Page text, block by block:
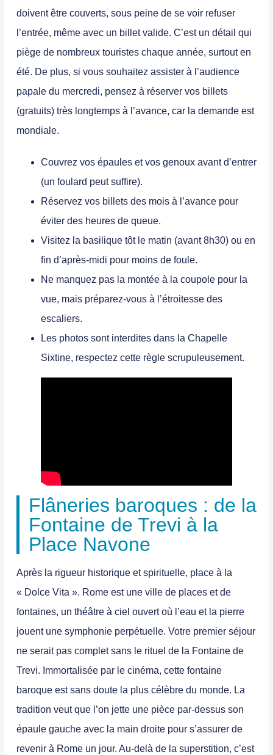
doivent être couverts, sous peine de se voir refuser
l’entrée, même avec un billet valide. C’est un détail qui
piège de nombreux touristes chaque année, surtout en
été. De plus, si vous souhaitez assister à l’audience
papale du mercredi, pensez à réserver vos billets
(gratuits) très longtemps à l’avance, car la demande est
mondiale.
Couvrez vos épaules et vos genoux avant d’entrer
(un foulard peut suffire).
Réservez vos billets des mois à l’avance pour
éviter des heures de queue.
Visitez la basilique tôt le matin (avant 8h30) ou en
fin d’après-midi pour moins de foule.
Ne manquez pas la montée à la coupole pour la
vue, mais préparez-vous à l’étroitesse des
escaliers.
Les photos sont interdites dans la Chapelle
Sixtine, respectez cette règle scrupuleusement.
Flâneries baroques : de la
Fontaine de Trevi à la
Place Navone
Après la rigueur historique et spirituelle, place à la
« Dolce Vita ». Rome est une ville de places et de
fontaines, un théâtre à ciel ouvert où l’eau et la pierre
jouent une symphonie perpétuelle. Votre premier séjour
ne serait pas complet sans le rituel de la Fontaine de
Trevi. Immortalisée par le cinéma, cette fontaine
baroque est sans doute la plus célèbre du monde. La
tradition veut que l’on jette une pièce par-dessus son
épaule gauche avec la main droite pour s’assurer de
revenir à Rome un jour. Au-delà de la superstition, c’est